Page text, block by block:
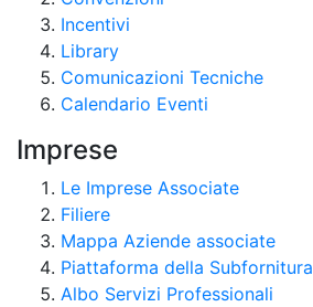
Incentivi
Library
Comunicazioni Tecniche
Calendario Eventi
Imprese
Le Imprese Associate
Filiere
Mappa Aziende associate
Piattaforma della Subfornitura
Albo Servizi Professionali